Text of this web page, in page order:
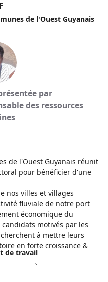
de l'Ouest Guyanais
par
des ressources
de l'Ouest Guyanais réunit
pour bénéficier d'une
nos villes et villages
fluviale de notre port
économique du
motivés par les
à mettre leurs
en forte croissance &
vous à un avenir
de travail